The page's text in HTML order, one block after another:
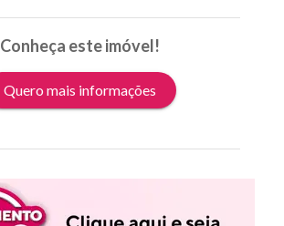
Conheça este imóvel!
Quero mais informações